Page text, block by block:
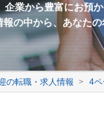
業から豊富にお預
の中から、あなた
の転職・求人情報 4ペ
ィレクター
ナリオライター
り
活かす